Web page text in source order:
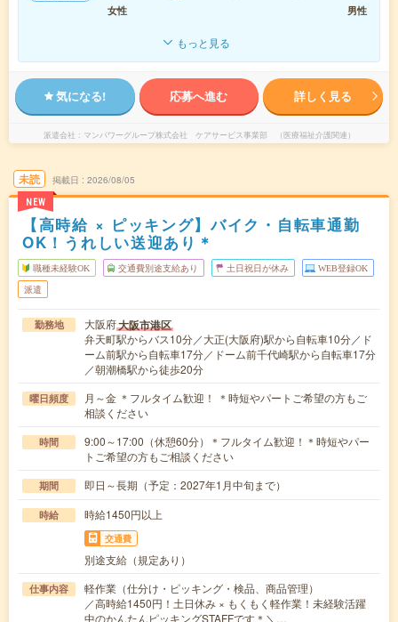
女性
男性
もっと見る
気になる! 応募へ進む 詳しく見る
派遣会社 マンパワーグループ株式会社 ケアサービス事業部 （医療福祉介護関連）
未読
NEW
掲載日 2026/08/05
【高時給 × ピッキング】バイク・自転車通勤
OK！うれしい送迎あり＊
職種未経験OK 交通費別途支給あり 土日祝日が休み WEB登録OK
派遣
勤務地 大阪府大阪市港区
弁天町駅からバス10分／大正(大阪府)駅から自転車10分／ド
ーム前駅から自転車17分／ドーム前千代崎駅から自転車17分
／朝潮橋駅から徒歩20分
曜日頻度
月～金 ＊フルタイム歓迎！ ＊時短やパートご希望の方もご
相談ください
時間
9:00～17:00（休憩60分）＊フルタイム歓迎！＊時短やパー
トご希望の方もご相談ください
期間 即日～長期（予定：2027年1月中旬まで）
時給 時給1450円以上
交通費
別途支給（規定あり）
仕事内容
軽作業（仕分け・ピッキング・検品、商品管理）
／高時給1450円！土日休み × もくもく軽作業！未経験活躍
中のかんたんピッキングSTAFFです＊＼…